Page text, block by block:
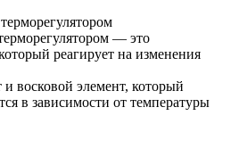
— это
реагирует на изменения
восковой элемент, который
в зависимости от температуры